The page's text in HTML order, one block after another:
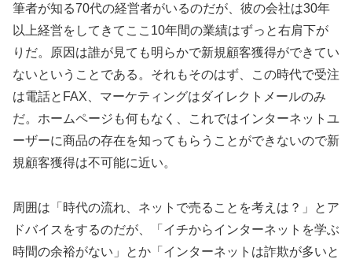
筆者が知る70代の経営者がいるのだが、彼の会社は30年
以上経営をしてきてここ10年間の業績はずっと右肩下が
りだ。原因は誰が見ても明らかで新規顧客獲得ができてい
ないということである。それもそのはず、この時代で受注
は電話とFAX、マーケティングはダイレクトメールのみ
だ。ホームページも何もなく、これではインターネットユ
ーザーに商品の存在を知ってもらうことができないので新
規顧客獲得は不可能に近い。
周囲は「時代の流れ、ネットで売ることを考えは？」とア
ドバイスをするのだが、「イチからインターネットを学ぶ
時間の余裕がない」とか「インターネットは詐欺が多いと